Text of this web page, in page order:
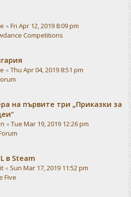
« Fri Apr 12, 2019 8:09 pm
Competitions
« Thu Apr 04, 2019 8:51 pm
на първите три „Приказки за
« Tue Mar 19, 2019 12:26 pm
в Steam
« Sun Mar 17, 2019 11:52 pm
Five